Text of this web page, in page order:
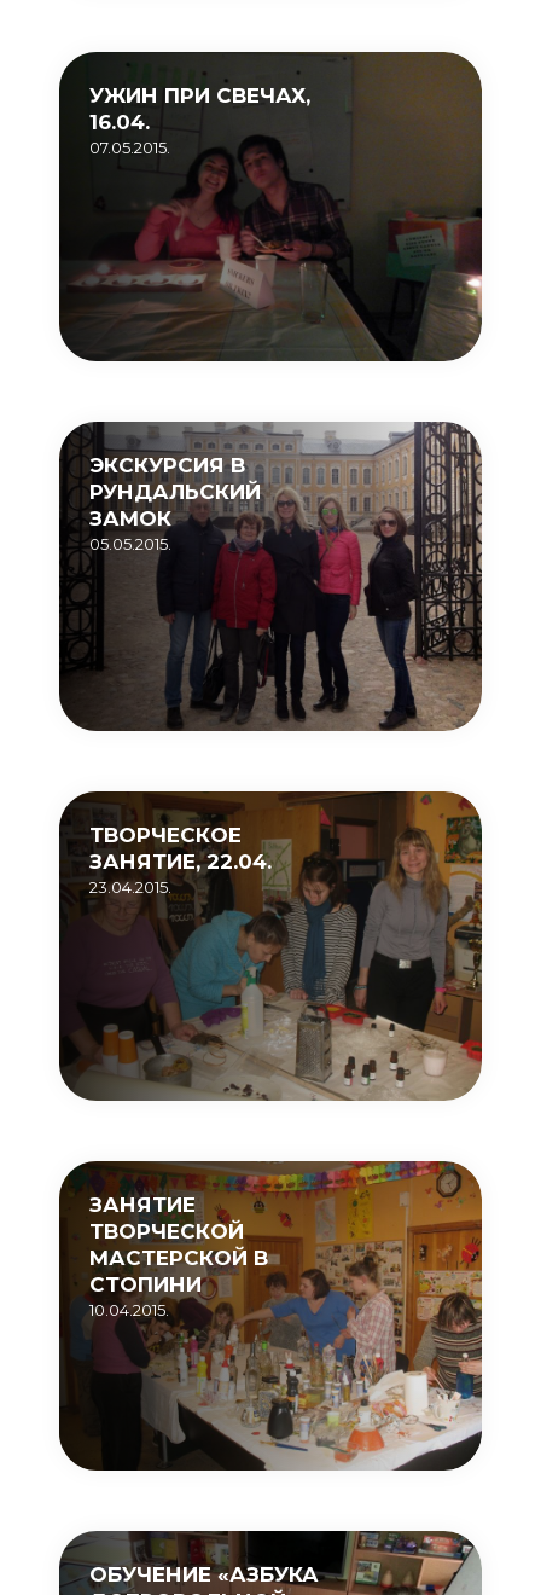
УЖИН ПРИ СВЕЧАХ,
16.04.
07.05.2015.
ЭКСКУРСИЯ В
РУНДАЛЬСКИЙ
ЗАМОК
05.05.2015.
ТВОРЧЕСКОЕ
ЗАНЯТИЕ, 22.04.
23.04.2015.
ЗАНЯТИЕ
ТВОРЧЕСКОЙ
МАСТЕРСКОЙ В
СТОПИНИ
10.04.2015.
ОБУЧЕНИЕ «АЗБУКА